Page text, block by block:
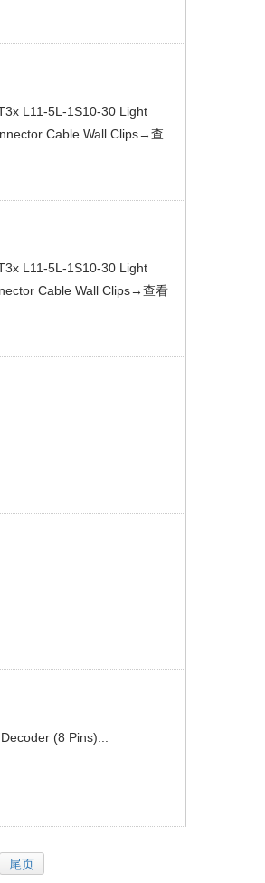
L11-5L-1S10-30 Light
Cable Wall Clips→查
L11-5L-1S10-30 Light
Cable Wall Clips→查看
(8 Pins)...
尾页